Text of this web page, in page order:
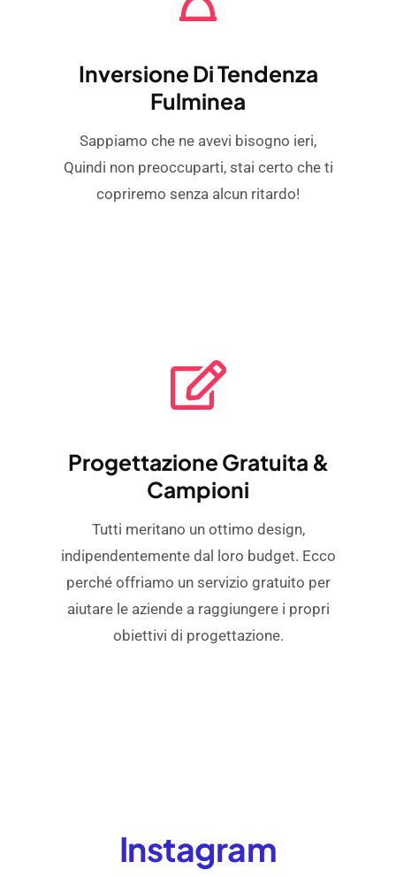
Inversione Di Tendenza
Fulminea
Sappiamo che ne avevi bisogno ieri,
Quindi non preoccuparti, stai certo che ti
copriremo senza alcun ritardo!
Progettazione Gratuita &
Campioni
Tutti meritano un ottimo design,
indipendentemente dal loro budget. Ecco
perché offriamo un servizio gratuito per
aiutare le aziende a raggiungere i propri
obiettivi di progettazione.
Instagram